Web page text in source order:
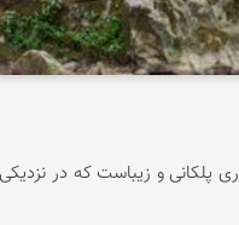
پلکانی و زیباست که در